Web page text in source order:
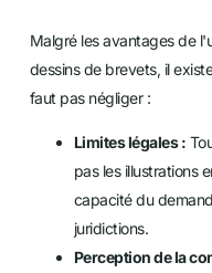
Malgré les avantages de
dessins de brevets, il
faut pas négliger :
Limites légales :
pas les illustrations
capacité du
juridictions.
Perception de la